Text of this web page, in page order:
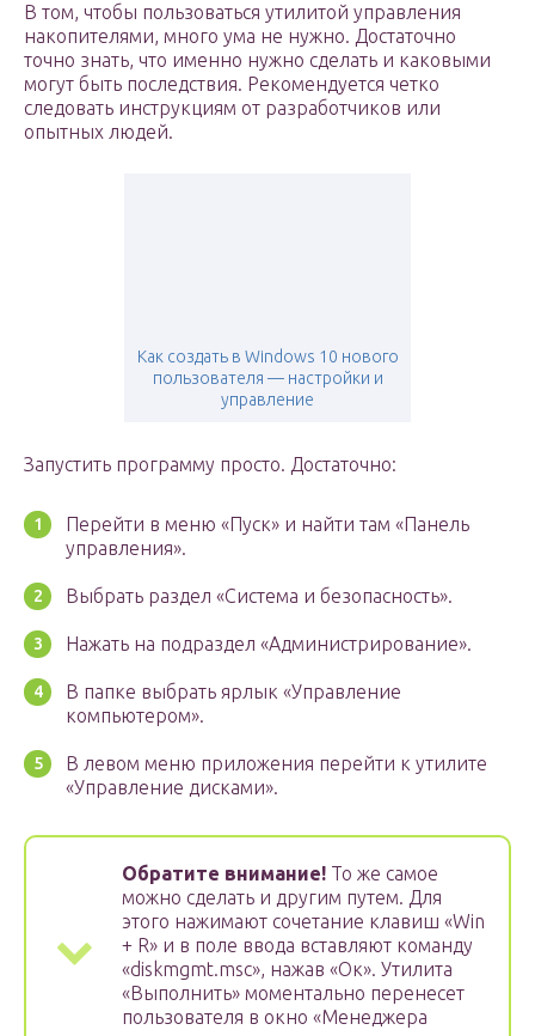
В том, чтобы пользоваться утилитой управления
накопителями, много ума не нужно. Достаточно
точно знать, что именно нужно сделать и каковыми
могут быть последствия. Рекомендуется четко
следовать инструкциям от разработчиков или
опытных людей.
Как создать в Windows 10 нового
пользователя — настройки и
управление
Запустить программу просто. Достаточно:
Перейти в меню «Пуск» и найти там «Панель
управления».
Выбрать раздел «Система и безопасность».
Нажать на подраздел «Администрирование».
В папке выбрать ярлык «Управление
компьютером».
В левом меню приложения перейти к утилите
«Управление дисками».
Обратите внимание! То же самое
можно сделать и другим путем. Для
этого нажимают сочетание клавиш «Win
+ R» и в поле ввода вставляют команду
«diskmgmt.msc», нажав «Ок». Утилита
«Выполнить» моментально перенесет
пользователя в окно «Менеджера